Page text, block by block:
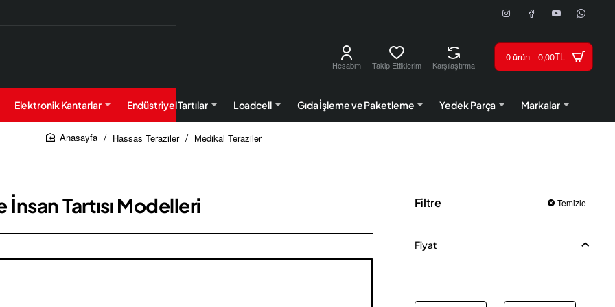
Hesabım Takip Ettiklerim Karşılaştırma
0 ürün - 0,00TL
Elektronik Kantarlar Endüstriyel Tartılar Loadcell Gıda İşleme ve Paketleme Yedek Parça Markalar
home
Hassas Teraziler Medikal Teraziler
Tartısı Modelleri Filtre Temizle
Fiyat